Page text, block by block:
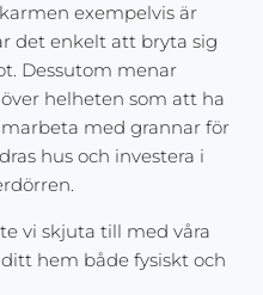
exempelvis är
det enkelt att bryta sig
Dessutom menar
helheten som att ha
med grannar för
hus och investera i
vi skjuta till med våra
hem både fysiskt och